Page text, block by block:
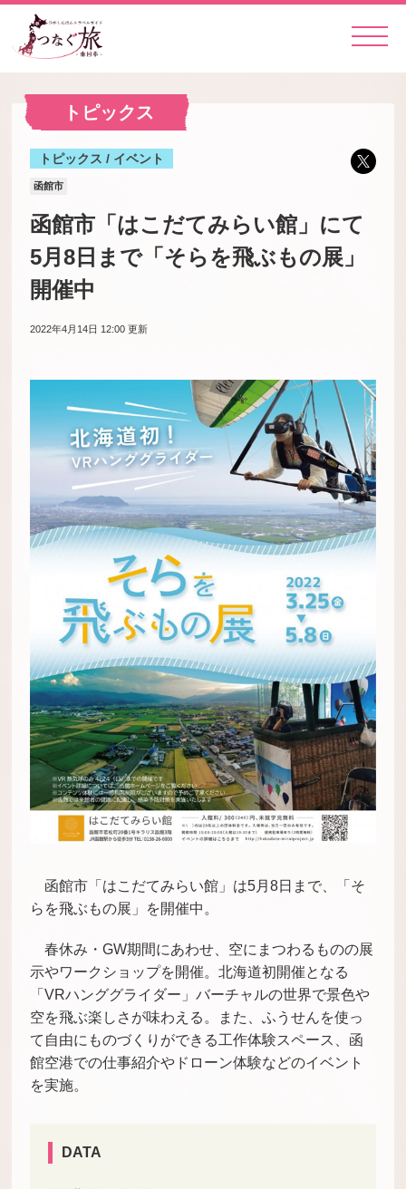
トピックス
トピックス / イベント
函館市
函館市「はこだてみらい館」にて
5月8日まで「そらを飛ぶもの展」
開催中
2022年4月14日 12:00 更新
函館市「はこだてみらい館」は5月8日まで、「そ
らを飛ぶもの展」を開催中。
春休み・GW期間にあわせ、空にまつわるものの展
示やワークショップを開催。北海道初開催となる
「VRハンググライダー」バーチャルの世界で景色や
空を飛ぶ楽しさが味わえる。また、ふうせんを使っ
て自由にものづくりができる工作体験スペース、函
館空港での仕事紹介やドローン体験などのイベント
を実施。
DATA